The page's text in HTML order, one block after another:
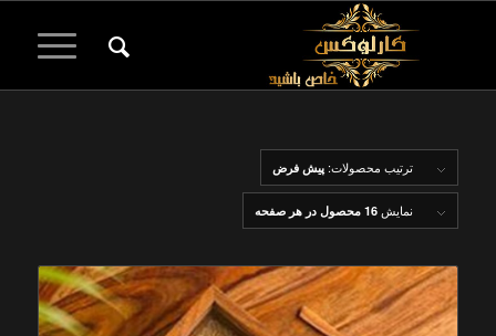
ترتیب محصولات: پیش فرض
نمایش 16 محصول در هر صفحه